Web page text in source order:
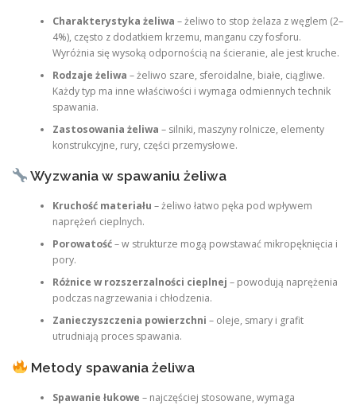
Charakterystyka żeliwa – żeliwo to stop żelaza z węglem (2–
4%), często z dodatkiem krzemu, manganu czy fosforu.
Wyróżnia się wysoką odpornością na ścieranie, ale jest kruche.
Rodzaje żeliwa – żeliwo szare, sferoidalne, białe, ciągliwe.
Każdy typ ma inne właściwości i wymaga odmiennych technik
spawania.
Zastosowania żeliwa – silniki, maszyny rolnicze, elementy
konstrukcyjne, rury, części przemysłowe.
Wyzwania w spawaniu żeliwa
Kruchość materiału – żeliwo łatwo pęka pod wpływem
naprężeń cieplnych.
Porowatość– w strukturze mogą powstawać mikropęknięcia i
pory.
Różnice w rozszerzalności cieplnej – powodują naprężenia
podczas nagrzewania i chłodzenia.
Zanieczyszczenia powierzchni – oleje, smary i grafit
utrudniają proces spawania.
Metody spawania żeliwa
Spawanie łukowe – najczęściej stosowane, wymaga